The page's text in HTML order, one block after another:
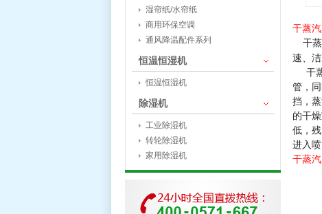
湿帘纸/水帘纸
商用环保空调
通风降温配件系列
恒温恒湿机
恒温恒湿机
除湿机
工业除湿机
转轮除湿机
家用除湿机
干蒸
干
速、洁
干蒸
管，
挡，
的干
低，
进入
干蒸